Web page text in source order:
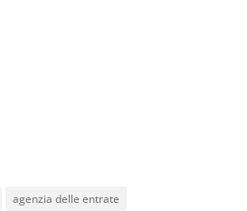
agenzia delle entrate